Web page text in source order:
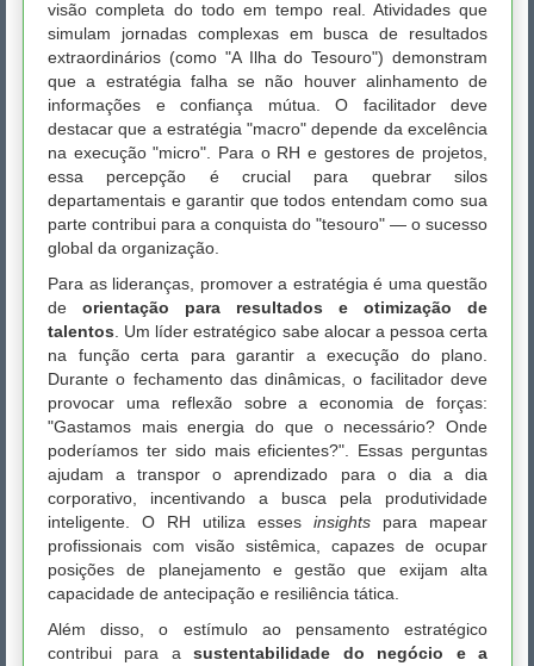
visão completa do todo em tempo real. Atividades que
simulam jornadas complexas em busca de resultados
extraordinários (como "A Ilha do Tesouro") demonstram
que a estratégia falha se não houver alinhamento de
informações e confiança mútua. O facilitador deve
destacar que a estratégia "macro" depende da excelência
na execução "micro". Para o RH e gestores de projetos,
essa percepção é crucial para quebrar silos
departamentais e garantir que todos entendam como sua
parte contribui para a conquista do "tesouro" — o sucesso
global da organização.
Para as lideranças, promover a estratégia é uma questão
de orientação para resultados e otimização de
talentos . Um líder estratégico sabe alocar a pessoa certa
na função certa para garantir a execução do plano.
Durante o fechamento das dinâmicas, o facilitador deve
provocar uma reflexão sobre a economia de forças:
"Gastamos mais energia do que o necessário? Onde
poderíamos ter sido mais eficientes?". Essas perguntas
ajudam a transpor o aprendizado para o dia a dia
corporativo, incentivando a busca pela produtividade
inteligente. O RH utiliza esses insights para mapear
profissionais com visão sistêmica, capazes de ocupar
posições de planejamento e gestão que exijam alta
capacidade de antecipação e resiliência tática.
Além disso, o estímulo ao pensamento estratégico
contribui para asustentabilidade do negócio e a